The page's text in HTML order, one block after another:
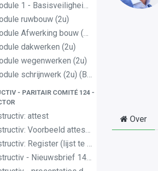
1 - Basisveiligheid (6 uur)
ruwbouw (2u)
bouw (2u) (Schilder, Stukadoor, Vloerder- tegelzetter, Dekvloerlegger, Schrijnwerker, HVAC)
dakwerken (2u)
wegenwerken (2u)
(2u) (Binnen- en buitenschrijnwerk, Interieurbouw)
- PARITAIR COMITÉ 124 -
attest
Voorbeeld attest (tekst kopiëren)
(lijst te bezorgen aan Constructiv na gevolgde opleiding)
- Nieuwsbrief 14: Verplichte basisveiligheidsopleiding
Over